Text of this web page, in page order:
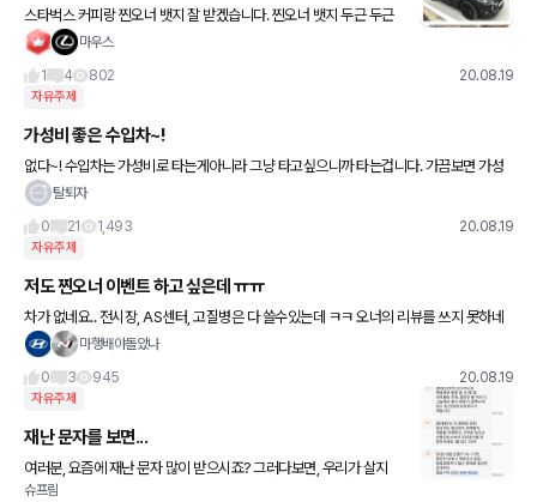
스타벅스 커피랑 찐오너 뱃지 잘 받겠습니다. 찐오너 뱃지 두근 두근
마우스
1
4 802 20.08.19
자유주제
가성비 좋은 수입차~!
없다~! 수입차는 가성비로 타는게아니라 그냥 타고싶으니까 타는겁니다. 가끔보면 가성
비라는 말이나오는데 저는 아무리 생각을 해봐도 수입차는 가성비랑 관계가 없다고 보거
탈퇴자
0
21 1,493 20.08.19
자유주제
저도 찐오너 이벤트 하고 싶은데 ㅠㅠ
차가 없네요.. 전시장, AS센터, 고질병은 다 쓸수있는데 ㅋㅋ 오너의 리뷰를 쓰지 못하네
마행배야돌았나
0
3 945 20.08.19
자유주제
재난 문자를 보면...
여러분, 요즘에 재난 문자 많이 받으시죠? 그러다보면, 우리가 살지
않거나, 관련 없는 문자도 보게 됩니다. 제가 최근에 받은 문자도 그래
슈프림